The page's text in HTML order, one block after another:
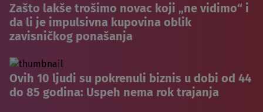
Zašto lakše trošimo novac koji „ne vidimo“ i
da li je impulsivna kupovina oblik
zavisničkog ponašanja
Ovih 10 ljudi su pokrenuli biznis u dobi od 44
do 85 godina: Uspeh nema rok trajanja